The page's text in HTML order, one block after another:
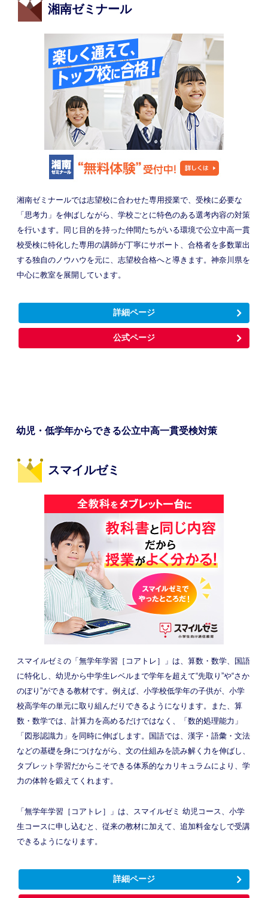
湘南ゼミナール
湘南ゼミナールでは志望校に合わせた専用授業で、受検に必要な
「思考力」を伸ばしながら、学校ごとに特色のある選考内容の対策
を行います。同じ目的を持った仲間たちがいる環境で公立中高一貫
校受検に特化した専用の講師が丁寧にサポート、合格者を多数輩出
する独自のノウハウを元に、志望校合格へと導きます。神奈川県を
中心に教室を展開しています。
詳細ページ
公式ページ
幼児・低学年からできる公立中高一貫受検対策
スマイルゼミ
スマイルゼミの「無学年学習［コアトレ］」は、算数・数学、国語
に特化し、幼児から中学生レベルまで学年を超えて“先取り”や“さか
のぼり”ができる教材です。例えば、小学校低学年の子供が、小学
校高学年の単元に取り組んだりできるようになります。また、算
数・数学では、計算力を高めるだけではなく、「数的処理能力」
「図形認識力」を同時に伸ばします。国語では、漢字・語彙・文法
などの基礎を身につけながら、文の仕組みを読み解く力を伸ばし、
タブレット学習だからこそできる体系的なカリキュラムにより、学
力の体幹を鍛えてくれます。
「無学年学習［コアトレ］」は、スマイルゼミ 幼児コース、小学
生コースに申し込むと、従来の教材に加えて、追加料金なしで受講
できるようになります。
詳細ページ